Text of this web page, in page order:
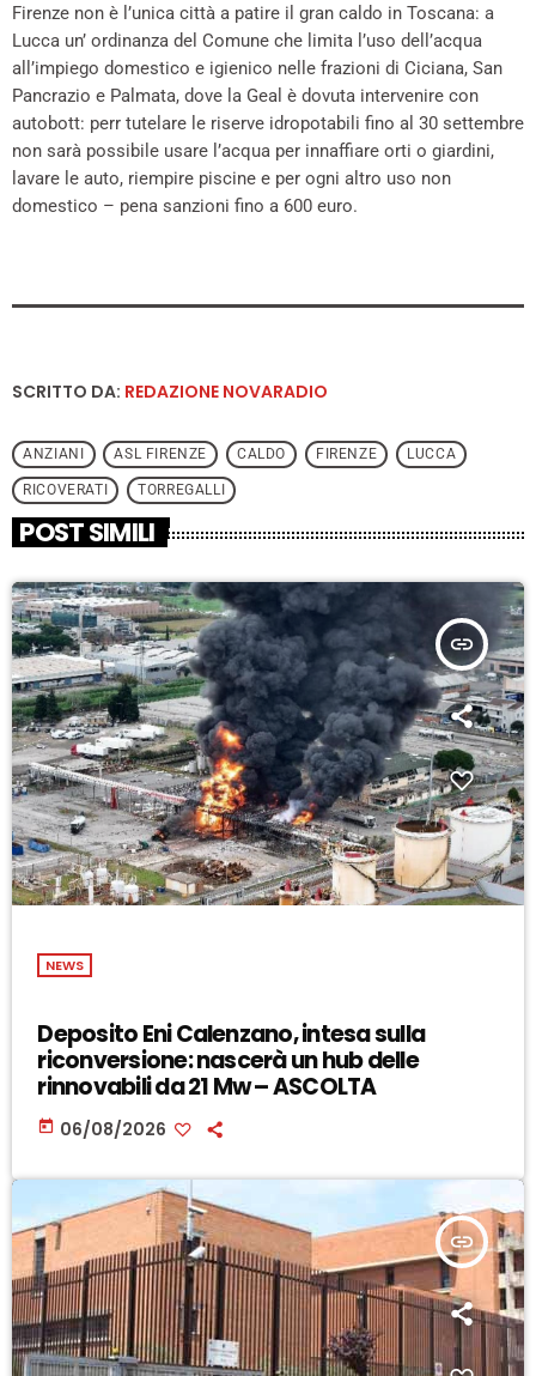
Firenze non è l’unica città a patire il gran caldo in Toscana: a
Lucca un’ ordinanza del Comune che limita l’uso dell’acqua
all’impiego domestico e igienico nelle frazioni di Ciciana, San
Pancrazio e Palmata, dove la Geal è dovuta intervenire con
autobott: perr tutelare le riserve idropotabili fino al 30 settembre
non sarà possibile usare l’acqua per innaffiare orti o giardini,
lavare le auto, riempire piscine e per ogni altro uso non
domestico – pena sanzioni fino a 600 euro.
SCRITTO DA: REDAZIONE NOVARADIO
ANZIANI ASL FIRENZE CALDO FIRENZE LUCCA
RICOVERATI TORREGALLI
POST SIMILI
insert_link
NEWS
Deposito Eni Calenzano, intesa sulla
riconversione: nascerà un hub delle
rinnovabili da 21 Mw – ASCOLTA
today 06/08/2026
insert_link